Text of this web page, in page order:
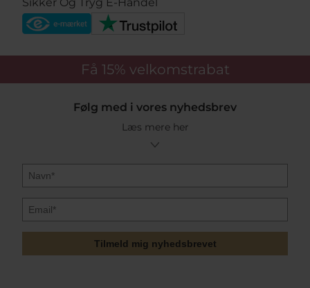
Få 15% velkomstrabat
Følg med i vores nyhedsbrev
Læs mere her
Tilmeld mig nyhedsbrevet